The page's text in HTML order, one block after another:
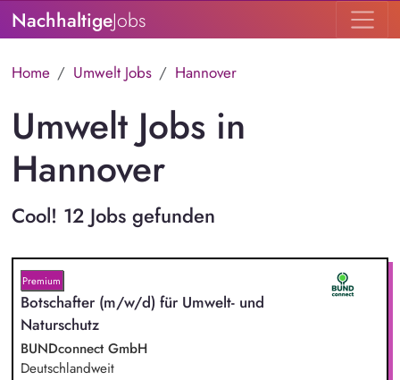
NachhaltigeJobs
Home Umwelt Jobs Hannover
Umwelt Jobs in
Hannover
Cool! 12 Jobs gefunden
Premium
Botschafter (m/w/d) für Umwelt- und
Naturschutz
BUNDconnect GmbH
Deutschlandweit